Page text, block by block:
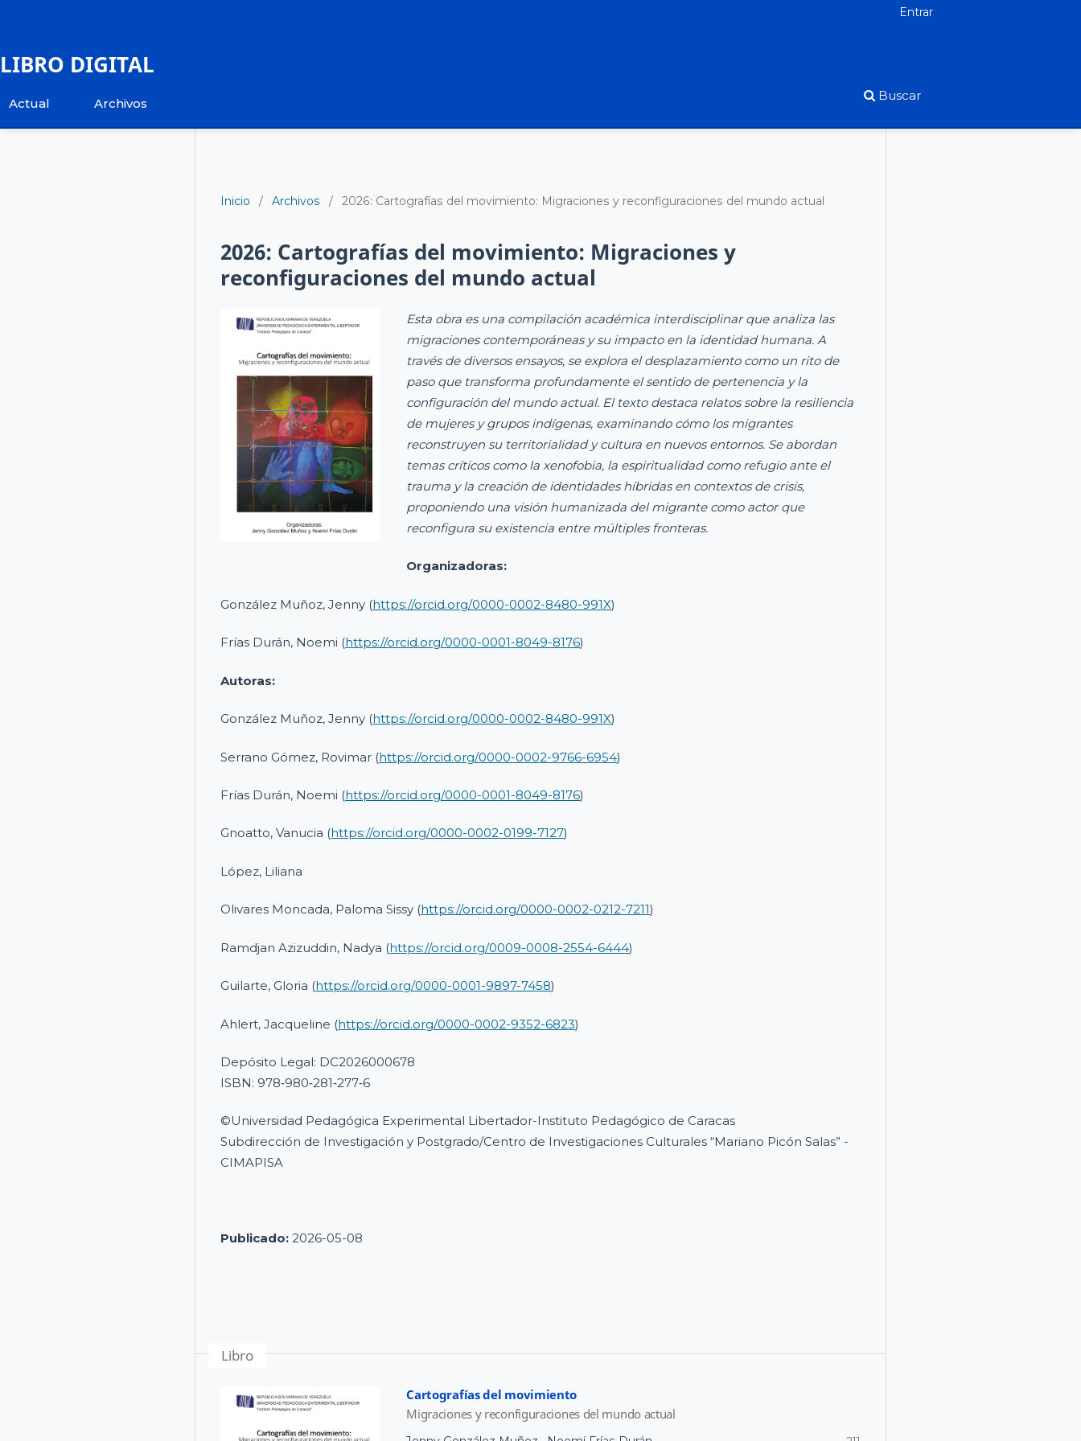
LIBRO DIGITAL
Actual Archivos
Buscar
Entrar
Inicio / Archivos / 2026: Cartografías del movimiento: Migraciones y reconfiguraciones del mundo actual
2026: Cartografías del movimiento: Migraciones y
reconfiguraciones del mundo actual
Esta obra es una compilación académica interdisciplinar que analiza las
migraciones contemporáneas y su impacto en la identidad humana. A
través de diversos ensayos, se explora el desplazamiento como un rito de
paso que transforma profundamente el sentido de pertenencia y la
configuración del mundo actual. El texto destaca relatos sobre la resiliencia
de mujeres y grupos indígenas, examinando cómo los migrantes
reconstruyen su territorialidad y cultura en nuevos entornos. Se abordan
temas críticos como la xenofobia, la espiritualidad como refugio ante el
trauma y la creación de identidades híbridas en contextos de crisis,
proponiendo una visión humanizada del migrante como actor que
reconfigura su existencia entre múltiples fronteras.
Organizadoras:
González Muñoz, Jenny (https://orcid.org/0000-0002-8480-991X)
Frías Durán, Noemi (https://orcid.org/0000-0001-8049-8176)
Autoras:
González Muñoz, Jenny (https://orcid.org/0000-0002-8480-991X)
Serrano Gómez, Rovimar (https://orcid.org/0000-0002-9766-6954)
Frías Durán, Noemi (https://orcid.org/0000-0001-8049-8176)
Gnoatto, Vanucia (https://orcid.org/0000-0002-0199-7127)
López, Liliana
Olivares Moncada, Paloma Sissy (https://orcid.org/0000-0002-0212-7211)
Ramdjan Azizuddin, Nadya (https://orcid.org/0009-0008-2554-6444)
Guilarte, Gloria (https://orcid.org/0000-0001-9897-7458)
Ahlert, Jacqueline (https://orcid.org/0000-0002-9352-6823)
Depósito Legal: DC2026000678
ISBN: 978‐980‐281‐277‐6
©Universidad Pedagógica Experimental Libertador-Instituto Pedagógico de Caracas
Subdirección de Investigación y Postgrado/Centro de Investigaciones Culturales “Mariano Picón Salas” -
CIMAPISA
Publicado:2026-05-08
Libro
Cartografías del movimiento
Migraciones y reconfiguraciones del mundo actual